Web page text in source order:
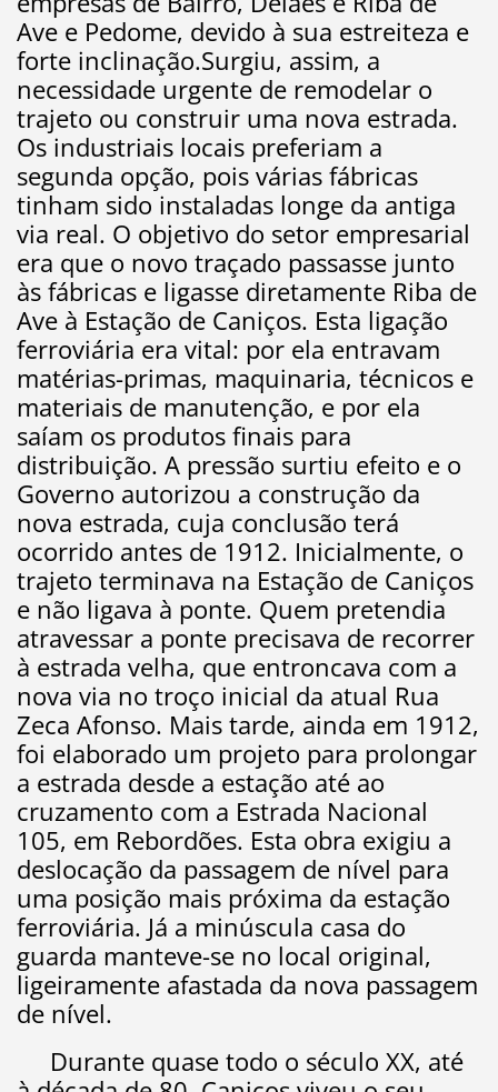
Ave e Pedome, devido à sua estreiteza e
forte inclinação.Surgiu, assim, a
necessidade urgente de remodelar o
trajeto ou construir uma nova estrada.
Os industriais locais preferiam a
segunda opção, pois várias fábricas
tinham sido instaladas longe da antiga
via real. O objetivo do setor empresarial
era que o novo traçado passasse junto
às fábricas e ligasse diretamente Riba de
Ave à Estação de Caniços. Esta ligação
ferroviária era vital: por ela entravam
matérias-primas, maquinaria, técnicos e
materiais de manutenção, e por ela
saíam os produtos finais para
distribuição. A pressão surtiu efeito e o
Governo autorizou a construção da
nova estrada, cuja conclusão terá
ocorrido antes de 1912. Inicialmente, o
trajeto terminava na Estação de Caniços
e não ligava à ponte. Quem pretendia
atravessar a ponte precisava de recorrer
à estrada velha, que entroncava com a
nova via no troço inicial da atual Rua
Zeca Afonso. Mais tarde, ainda em 1912,
foi elaborado um projeto para prolongar
a estrada desde a estação até ao
cruzamento com a Estrada Nacional
105, em Rebordões. Esta obra exigiu a
deslocação da passagem de nível para
uma posição mais próxima da estação
ferroviária. Já a minúscula casa do
guarda manteve-se no local original,
ligeiramente afastada da nova passagem
de nível.
Durante quase todo o século XX, até